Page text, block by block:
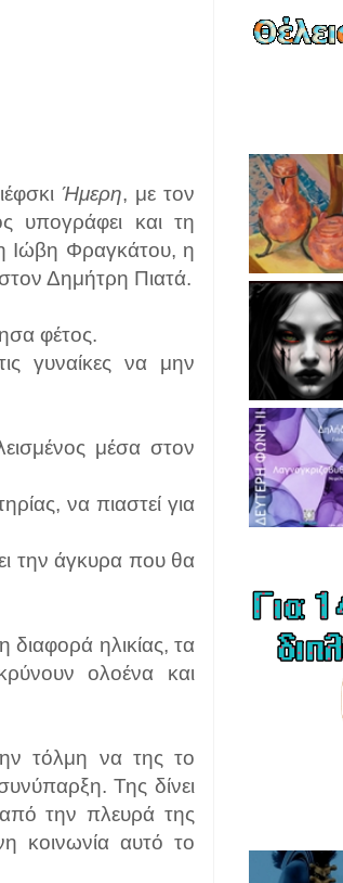
Ήμερη, με τον
υπογράφει και τη
Ιώβη Φραγκάτου, η
Δημήτρη Πιατά.
φέτος.
γυναίκες να μην
μέσα στον
να πιαστεί για
την άγκυρα που θα
ηλικίας, τα
ολοένα και
τόλμη να της το
Της δίνει
από την πλευρά της
κοινωνία αυτό το